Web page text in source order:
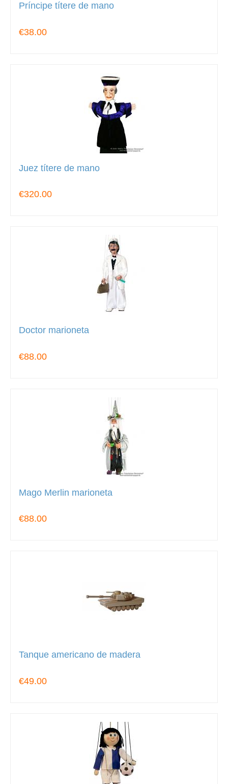
Príncipe títere de mano
€38.00
Juez títere de mano
€320.00
Doctor marioneta
€88.00
Mago Merlin marioneta
€88.00
Tanque americano de madera
€49.00